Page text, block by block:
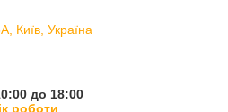
Київ, Україна
до 18:00
роботи